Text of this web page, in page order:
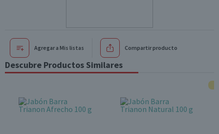
Agregar a Mis listas Compartir producto
Descubre Productos Similares